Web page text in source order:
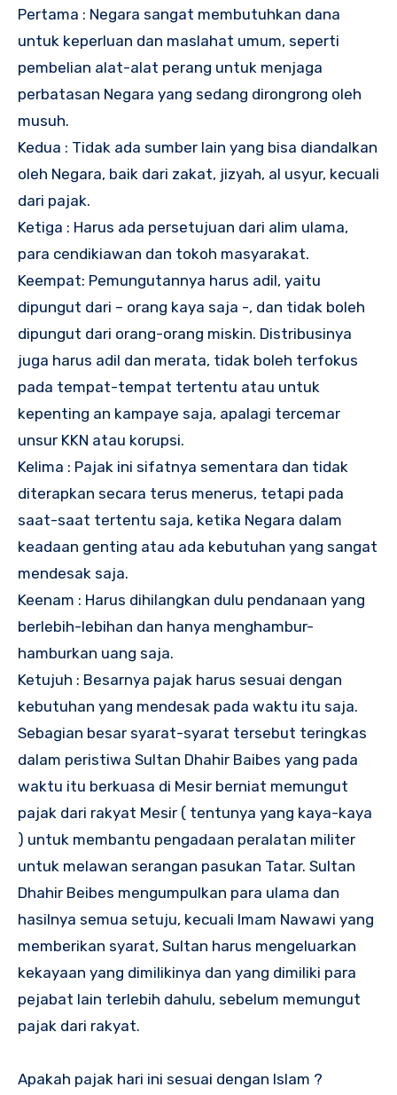
Pertama : Negara sangat membutuhkan dana
untuk keperluan dan maslahat umum, seperti
pembelian alat-alat perang untuk menjaga
perbatasan Negara yang sedang dirongrong oleh
musuh.
Kedua : Tidak ada sumber lain yang bisa diandalkan
oleh Negara, baik dari zakat, jizyah, al usyur, kecuali
dari pajak.
Ketiga : Harus ada persetujuan dari alim ulama,
para cendikiawan dan tokoh masyarakat.
Keempat: Pemungutannya harus adil, yaitu
dipungut dari – orang kaya saja -, dan tidak boleh
dipungut dari orang-orang miskin. Distribusinya
juga harus adil dan merata, tidak boleh terfokus
pada tempat-tempat tertentu atau untuk
kepenting an kampaye saja, apalagi tercemar
unsur KKN atau korupsi.
Kelima : Pajak ini sifatnya sementara dan tidak
diterapkan secara terus menerus, tetapi pada
saat-saat tertentu saja, ketika Negara dalam
keadaan genting atau ada kebutuhan yang sangat
mendesak saja.
Keenam : Harus dihilangkan dulu pendanaan yang
berlebih-lebihan dan hanya menghambur-
hamburkan uang saja.
Ketujuh : Besarnya pajak harus sesuai dengan
kebutuhan yang mendesak pada waktu itu saja.
Sebagian besar syarat-syarat tersebut teringkas
dalam peristiwa Sultan Dhahir Baibes yang pada
waktu itu berkuasa di Mesir berniat memungut
pajak dari rakyat Mesir ( tentunya yang kaya-kaya
) untuk membantu pengadaan peralatan militer
untuk melawan serangan pasukan Tatar. Sultan
Dhahir Beibes mengumpulkan para ulama dan
hasilnya semua setuju, kecuali Imam Nawawi yang
memberikan syarat, Sultan harus mengeluarkan
kekayaan yang dimilikinya dan yang dimiliki para
pejabat lain terlebih dahulu, sebelum memungut
pajak dari rakyat.
Apakah pajak hari ini sesuai dengan Islam ?